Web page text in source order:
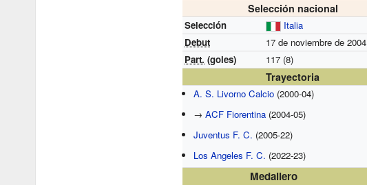
Selección nacional
Selección
Italia
Debut
17 de noviembre de 2004
Part. (goles) 117 (8)
Trayectoria
A. S. Livorno Calcio (2000-04)
→ACF Fiorentina (2004-05)
Juventus F. C. (2005-22)
Los Angeles F. C. (2022-23)
Medallero